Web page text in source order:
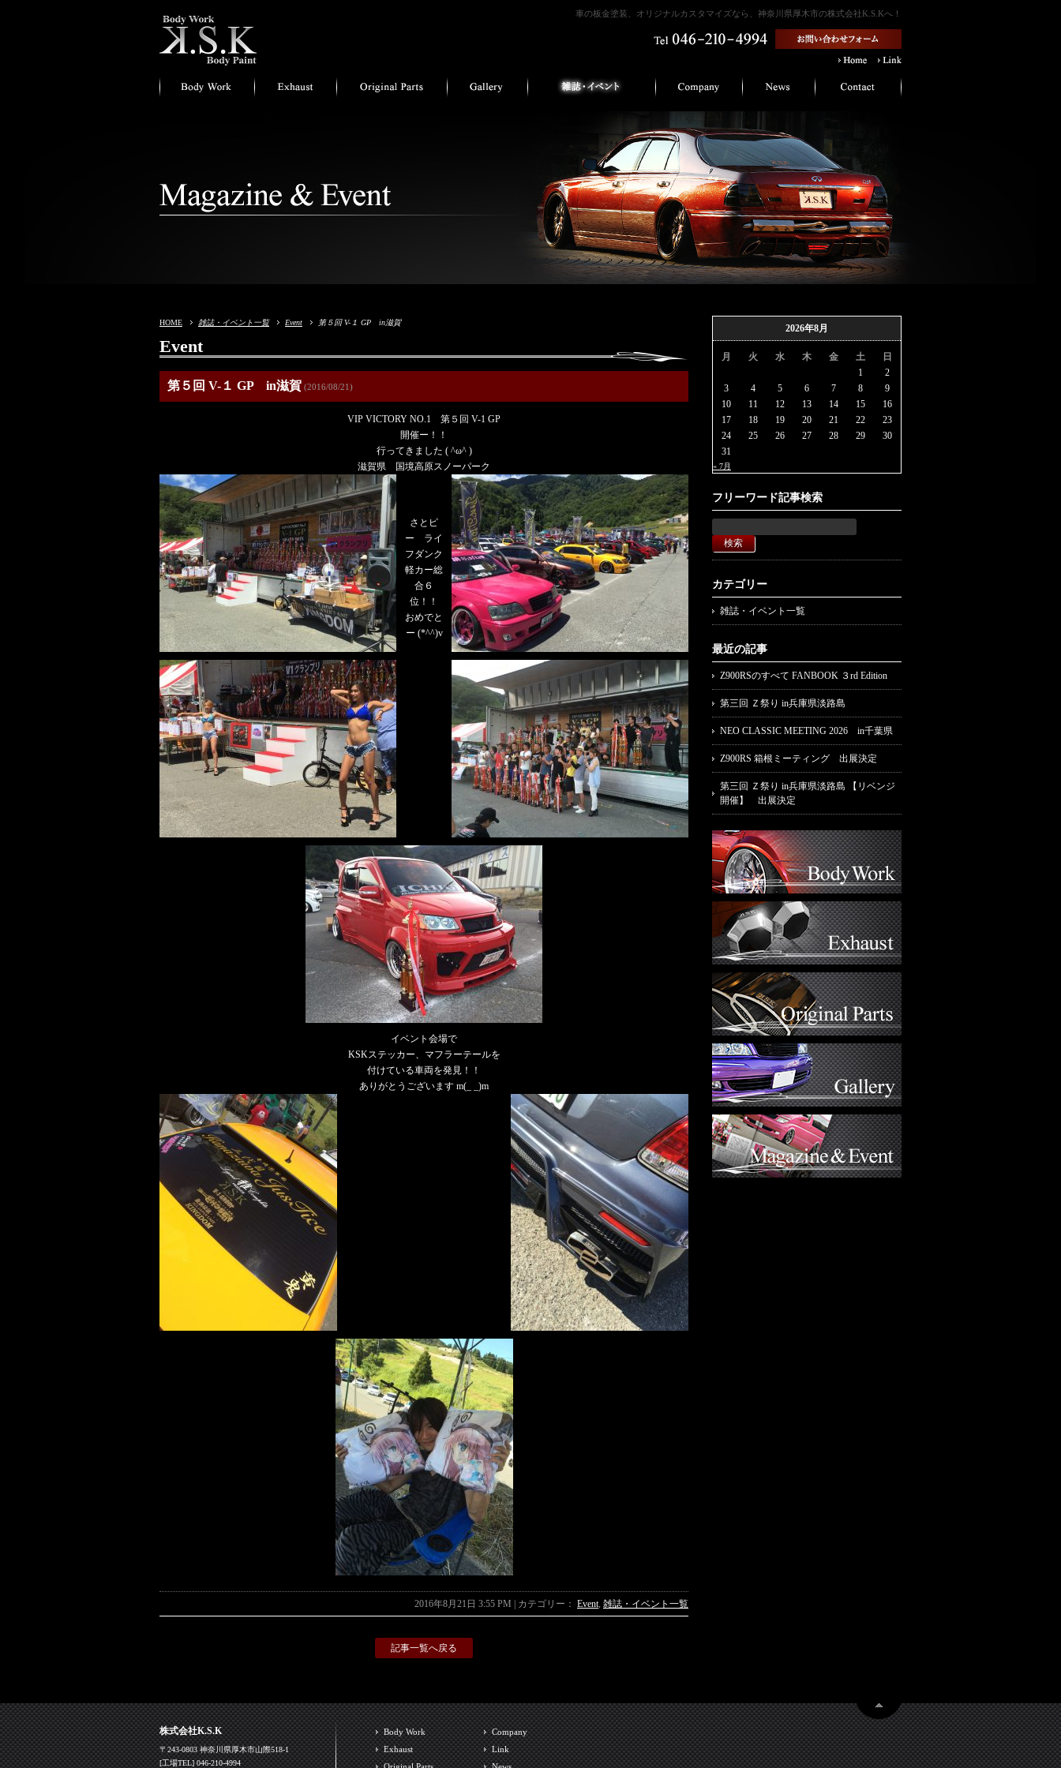
車の板金塗装、オリジナルカスタマイズなら、神奈川県厚木市の株式会社K.S.Kへ！
HOME 雑誌・イベント一覧 Event 第５回 V-１ GP in滋賀
Event
第５回 V-１ GP in滋賀 (2016/08/21)
VIP VICTORY NO.1 第５回 V-1 GP
開催ー！！
行ってきました ( ^ω^ )
滋賀県 国境高原スノーパーク
さとピ
ー ライ
フダンク
軽カー総
合６
位！！
おめでと
ー (*^^)v
イベント会場で
KSKステッカー、マフラーテールを
付けている車両を発見！！
ありがとうございます m(_ _)m
2016年8月21日 3:55 PM | カテゴリー： Event, 雑誌・イベント一覧
記事一覧へ戻る
2026年8月
月 火 水 木 金 土
日
1
2
3
4 5 6 7 8
9
10
11 12 13 14 15
16
17
18 19 20 21 22
23
24
25 26 27 28 29
30
31
« 7月
フリーワード記事検索
カテゴリー
雑誌・イベント一覧
最近の記事
Z900RSのすべて FANBOOK ３rd Edition
第三回 Ｚ祭り in兵庫県淡路島
NEO CLASSIC MEETING 2026 in千葉県
Z900RS 箱根ミーティング 出展決定
第三回 Ｚ祭り in兵庫県淡路島 【リベンジ
開催】 出展決定
株式会社K.S.K
〒243-0803 神奈川県厚木市山際518-1
[工場TEL] 046-210-4994
Body Work
Exhaust
Company
Link